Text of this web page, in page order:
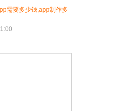
需要多少钱,app制作多